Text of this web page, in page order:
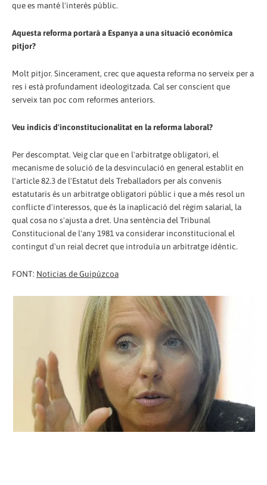
que es manté l'interès públic.
Aquesta reforma portarà a Espanya a una situació econòmica
pitjor?
Molt pitjor. Sincerament, crec que aquesta reforma no serveix per a
res i està profundament ideologitzada. Cal ser conscient que
serveix tan poc com reformes anteriors.
Veu indicis d'inconstitucionalitat en la reforma laboral?
Per descomptat. Veig clar que en l'arbitratge obligatori, el
mecanisme de solució de la desvinculació en general establit en
l'article 82.3 de l'Estatut dels Treballadors per als convenis
estatutaris és un arbitratge obligatori públic i que a més resol un
conflicte d'interessos, que és la inaplicació del règim salarial, la
qual cosa no s'ajusta a dret. Una sentència del Tribunal
Constitucional de l'any 1981 va considerar inconstitucional el
contingut d'un reial decret que introduïa un arbitratge idèntic.
FONT: Noticias de Guipúzcoa